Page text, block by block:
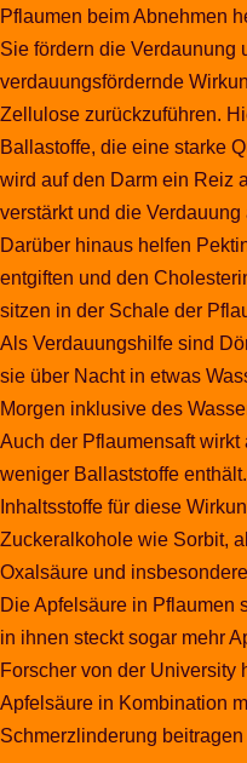
Pflaumen beim Abnehmen
Sie fördern die Verdaunung
verdauungsfördernde
Zellulose zurückzuführen.
Ballastoffe, die eine starke
wird auf den Darm ein Reiz
verstärkt und die Verdauung
Darüber hinaus helfen
entgiften und den
sitzen in der Schale der
Als Verdauungshilfe sind
sie über Nacht in etwas
Morgen inklusive des
Auch der Pflaumensaft
weniger Ballaststoffe
Inhaltsstoffe für diese
Zuckeralkohole wie Sorbit,
Oxalsäure und
Die Apfelsäure in Pflaumen
in ihnen steckt sogar mehr
Forscher von der University
Apfelsäure in Kombination
Schmerzlinderung beitragen